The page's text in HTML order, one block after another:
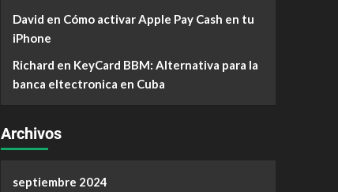
David en Cómo activar Apple Pay Cash en tu
iPhone
Richard en KeyCard BBM: Alternativa para la
banca eltectronica en Cuba
Archivos
septiembre 2024